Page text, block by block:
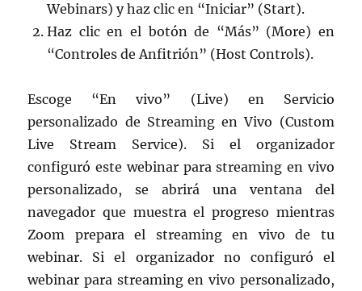
Webinars) y haz clic en “Iniciar” (Start).
Haz clic en el botón de “Más” (More) en
“Controles de Anfitrión” (Host Controls).
Escoge “En vivo” (Live) en Servicio
personalizado de Streaming en Vivo (Custom
Live Stream Service). Si el organizador
configuró este webinar para streaming en vivo
personalizado, se abrirá una ventana del
navegador que muestra el progreso mientras
Zoom prepara el streaming en vivo de tu
webinar. Si el organizador no configuró el
webinar para streaming en vivo personalizado,